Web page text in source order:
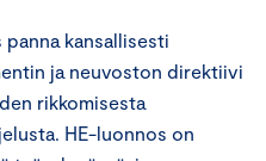
kansallisesti
ja neuvoston direktiivi
rikkomisesta
HE-luonnos on